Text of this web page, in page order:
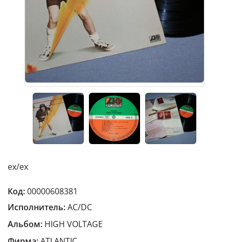
ex/ex
Код:00000608381
Исполнитель:AC/DC
Альбом: HIGH VOLTAGE